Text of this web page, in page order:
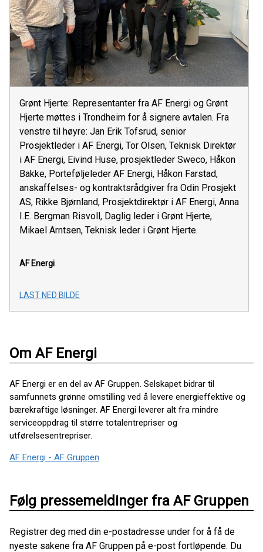
Grønt Hjerte: Representanter fra AF Energi og Grønt
Hjerte møttes i Trondheim for å signere avtalen. Fra
venstre til høyre: Jan Erik Tofsrud, senior
Prosjektleder i AF Energi, Tor Olsen, Teknisk Direktør
i AF Energi, Eivind Huse, prosjektleder Sweco, Håkon
Bakke, Porteføljeleder AF Energi, Håkon Farstad,
anskaffelses- og kontraktsrådgiver fra Odin Prosjekt
AS, Rikke Bjørnland, Prosjektdirektør i AF Energi, Anna
I.E. Bergman Risvoll, Daglig leder i Grønt Hjerte,
Mikael Arntsen, Teknisk leder i Grønt Hjerte.
AF Energi
LAST NED BILDE
Om AF Energi
AF Energi er en del av AF Gruppen. Selskapet bidrar til
samfunnets grønne omstilling ved å levere energieffektive og
bærekraftige løsninger. AF Energi leverer alt fra mindre
serviceoppdrag til større totalentrepriser og
utførelsesentrepriser.
AF Energi - AF Gruppen
Følg pressemeldinger fra AF Gruppen
Registrer deg med din e-postadresse under for å få de
nyeste sakene fra AF Gruppen på e-post fortløpende. Du